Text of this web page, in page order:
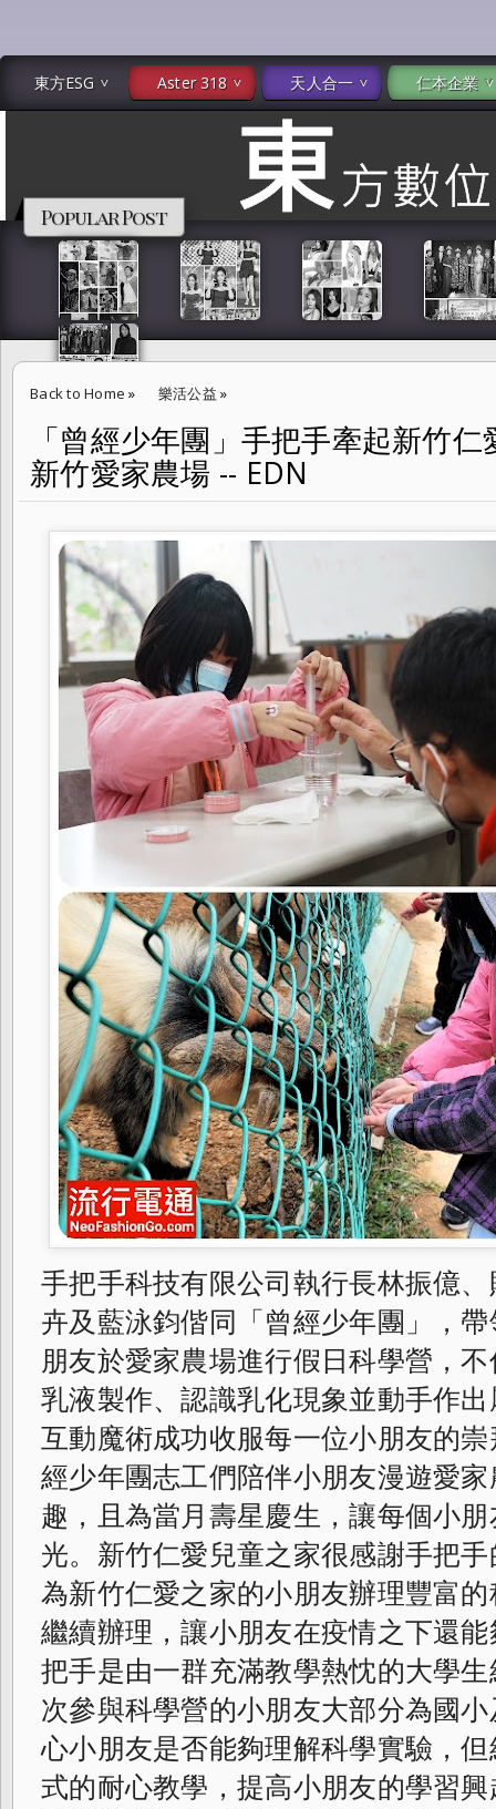
東方ESG Aster 318 天人合一 仁本企業
Popular Post
Back to Home » 樂活公益 »
「曾經少年團」手把手牽起新竹仁愛兒童之家小朋友 歡度新竹愛家農場
「曾經少年團」手把手牽起新竹
新竹愛家農場 -- EDN
手把手科技有限公司執行長林振億
卉及藍泳鈞偕同「曾經少年團」，
朋友於愛家農場進行假日科學營，
乳液製作、認識乳化現象並動手作
互動魔術成功收服每一位小朋友的
經少年團志工們陪伴小朋友漫遊愛
趣，且為當月壽星慶生，讓每個小
光。新竹仁愛兒童之家很感謝手把
為新竹仁愛之家的小朋友辦理豐富
繼續辦理，讓小朋友在疫情之下還
把手是由一群充滿教學熱忱的大學
次參與科學營的小朋友大部分為國
心小朋友是否能夠理解科學實驗，
式的耐心教學，提高小朋友的學習